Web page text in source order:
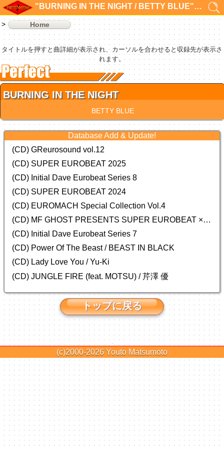
"BURNING IN THE NIGHT / BETTY BLUE"の検索結果 1件
Home
タイトルを押すと曲詳細が表示され、カーソルを合わせると収録先が表示さ
れます。
BURNING IN THE NIGHT
BETTY BLUE
Database Add & Update!
(CD) GReurosound vol.12
(CD) SUPER EUROBEAT 2025
(CD) Initial Dave Eurobeat Series 8
(CD) SUPER EUROBEAT 2024
(CD) EUROMACH Special Collection Vol.4
(CD) MF GHOST PRESENTS SUPER EUROBEAT × ORIGINAL SOUNDTRACK NEW COLLECTION
(CD) Initial Dave Eurobeat Series 7
(CD) Power Of The Beast / BEAST IN BLACK
(CD) Lady Love You / Yu-Ki
(CD) JUNGLE FIRE (feat. MOTSU) / 芹澤 優
トップに戻る
(c)2000-2026 Youto Matsumoto